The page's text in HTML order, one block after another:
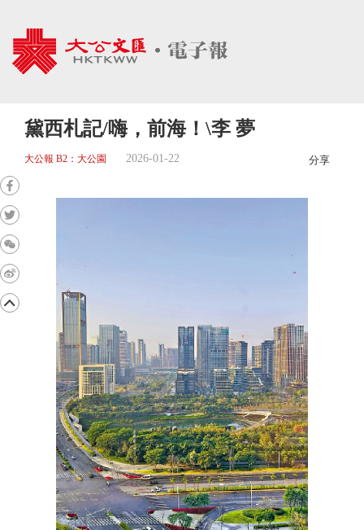
黛西札記/嗨，前海！\李 夢
大公報 B2：大公園 2026-01-22 分享